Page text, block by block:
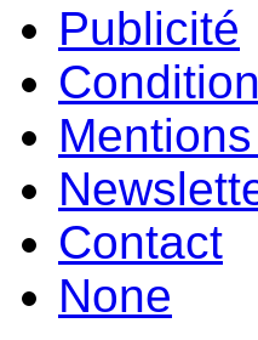
Publicité
Contact
None